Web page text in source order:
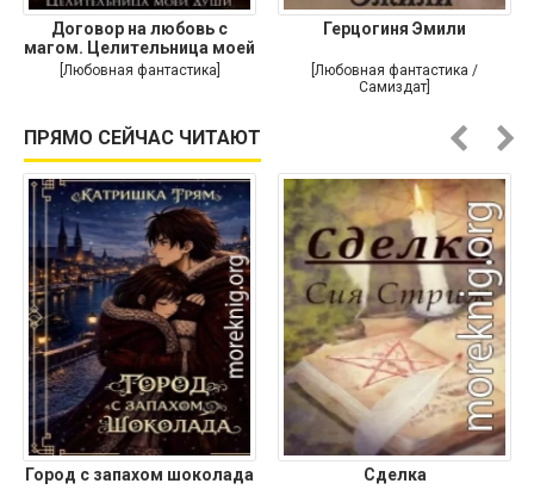
Договор на любовь с
магом. Целительница моей
души
[Любовная фантастика]
Герцогиня Эмили
[Любовная фантастика /
Самиздат]
ПРЯМО СЕЙЧАС ЧИТАЮТ
Город с запахом шоколада Сделка